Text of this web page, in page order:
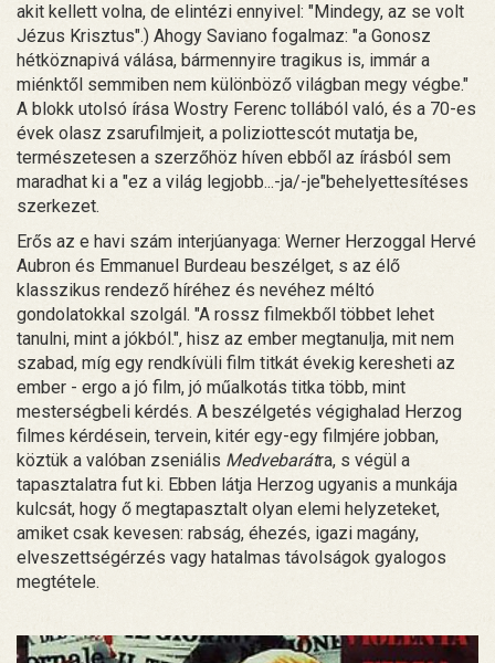
akit kellett volna, de elintézi ennyivel: "Mindegy, az se volt
Jézus Krisztus".) Ahogy Saviano fogalmaz: "a Gonosz
hétköznapivá válása, bármennyire tragikus is, immár a
miénktől semmiben nem különböző világban megy végbe."
A blokk utolsó írása Wostry Ferenc tollából való, és a 70-es
évek olasz zsarufilmjeit, a poliziottescót mutatja be,
természetesen a szerzőhöz híven ebből az írásból sem
maradhat ki a "ez a világ legjobb...-ja/-je"behelyettesítéses
szerkezet.
Erős az e havi szám interjúanyaga: Werner Herzoggal Hervé
Aubron és Emmanuel Burdeau beszélget, s az élő
klasszikus rendező híréhez és nevéhez méltó
gondolatokkal szolgál. "A rossz filmekből többet lehet
tanulni, mint a jókból.", hisz az ember megtanulja, mit nem
szabad, míg egy rendkívüli film titkát évekig keresheti az
ember - ergo a jó film, jó műalkotás titka több, mint
mesterségbeli kérdés. A beszélgetés végighalad Herzog
filmes kérdésein, tervein, kitér egy-egy filmjére jobban,
köztük a valóban zseniális Medvebarátra, s végül a
tapasztalatra fut ki. Ebben látja Herzog ugyanis a munkája
kulcsát, hogy ő megtapasztalt olyan elemi helyzeteket,
amiket csak kevesen: rabság, éhezés, igazi magány,
elveszettségérzés vagy hatalmas távolságok gyalogos
megtétele.